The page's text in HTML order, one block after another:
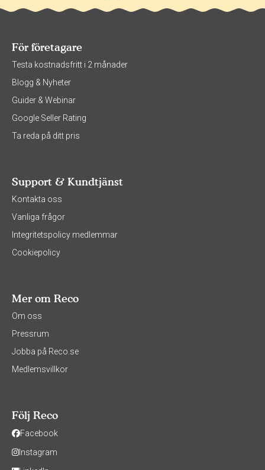
För företagare
Testa kostnadsfritt i 2 månader
Blogg & Nyheter
Guider & Webinar
Google Seller Rating
Ta reda på ditt pris
Support & Kundtjänst
Kontakta oss
Vanliga frågor
Integritetspolicy medlemmar
Cookiepolicy
Mer om Reco
Om oss
Pressrum
Jobba på Reco.se
Medlemsvillkor
Följ Reco
Facebook
Instagram